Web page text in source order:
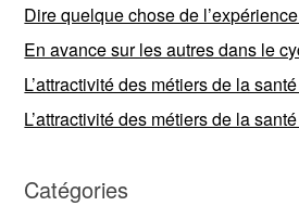
Dire quelque chose de
En avance sur les autres dans le
L’attractivité des métiers de la
L’attractivité des métiers de la
Catégories